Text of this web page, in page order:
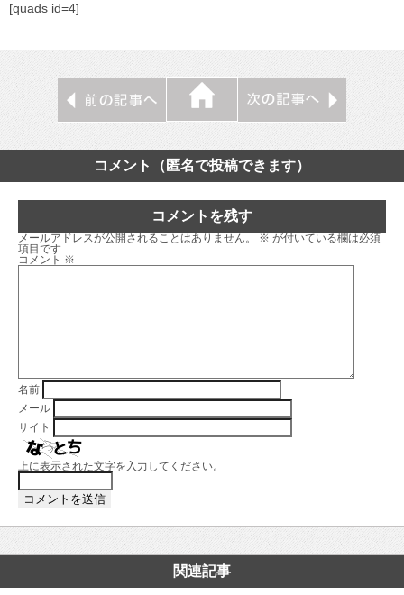
[quads id=4]
コメント（匿名で投稿できます）
コメントを残す
メールアドレスが公開されることはありません。 ※ が付いている欄は必須
項目です
コメント ※
名前
メール
サイト
上に表示された文字を入力してください。
関連記事